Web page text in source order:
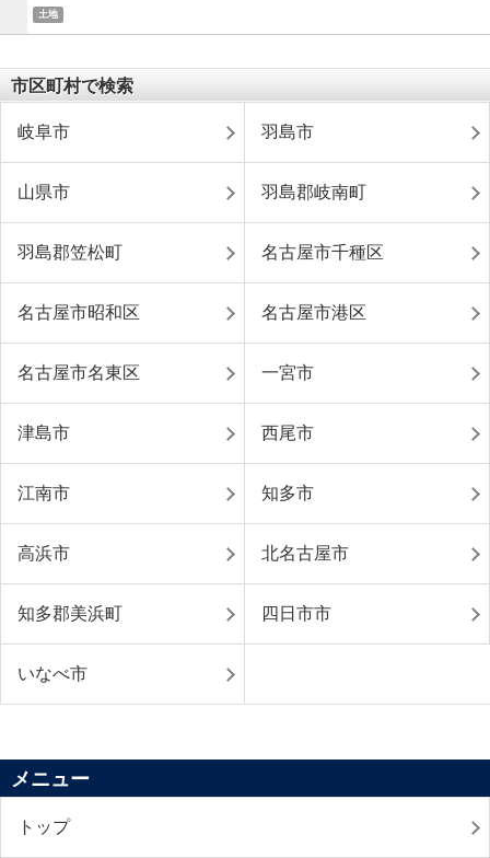
土地
市区町村で検索
岐阜市 羽島市
山県市 羽島郡岐南町
羽島郡笠松町 名古屋市千種区
名古屋市昭和区 名古屋市港区
名古屋市名東区 一宮市
津島市 西尾市
江南市 知多市
高浜市 北名古屋市
知多郡美浜町 四日市市
いなべ市
メニュー
トップ